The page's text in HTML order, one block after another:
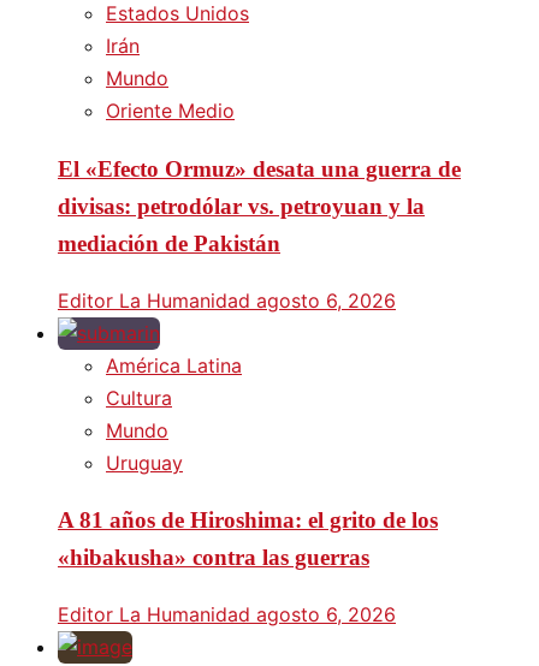
Estados Unidos
Irán
Mundo
Oriente Medio
El «Efecto Ormuz» desata una guerra de
divisas: petrodólar vs. petroyuan y la
mediación de Pakistán
Editor La Humanidad agosto 6, 2026
América Latina
Cultura
Mundo
Uruguay
A 81 años de Hiroshima: el grito de los
«hibakusha» contra las guerras
Editor La Humanidad agosto 6, 2026